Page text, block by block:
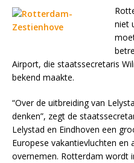
niet
Airport, die staatssecretaris
bekend maakte.
“Over de uitbreiding van
denken”, zegt de
Lelystad en Eindhoven een
Europese vakantievluchten en
overnemen. Rotterdam wordt